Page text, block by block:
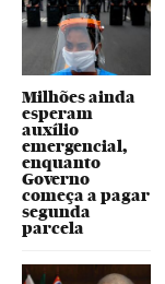
Milhões ainda
esperam
auxílio
emergencial,
enquanto
Governo
começa a pagar
segunda
parcela